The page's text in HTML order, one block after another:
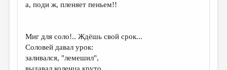
ВКОНТАКТЕ
а, поди ж, пленяет пеньем!!
Миг для соло!.. Ждёшь свой срок...
Соловей давал урок:
заливался, "лемешил",